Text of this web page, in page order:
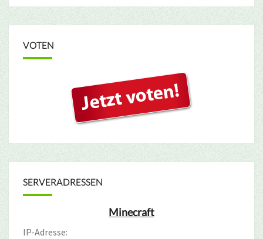
VOTEN
SERVERADRESSEN
Minecraft
IP-Adresse: